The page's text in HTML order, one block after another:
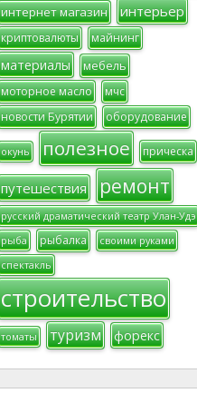
интернет магазин интерьер
криптовалюты майнинг
материалы мебель
моторное масло
мчс
новости Бурятии
оборудование
окунь полезное прическа
путешествия ремонт
русский драматический театр Улан-Удэ
рыба
рыбалка
своими руками
спектакль
строительство
томаты туризм форекс